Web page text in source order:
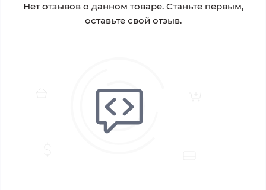
Нет отзывов о данном товаре. Станьте первым,
оставьте свой отзыв.